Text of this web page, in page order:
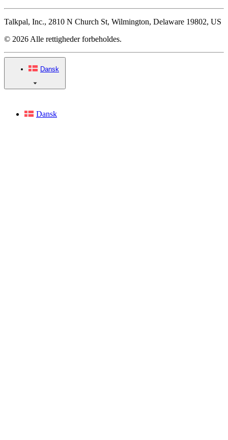
Talkpal, Inc., 2810 N Church St, Wilmington, Delaware 19802, US
© 2026 Alle rettigheder forbeholdes.
Dansk
Dansk